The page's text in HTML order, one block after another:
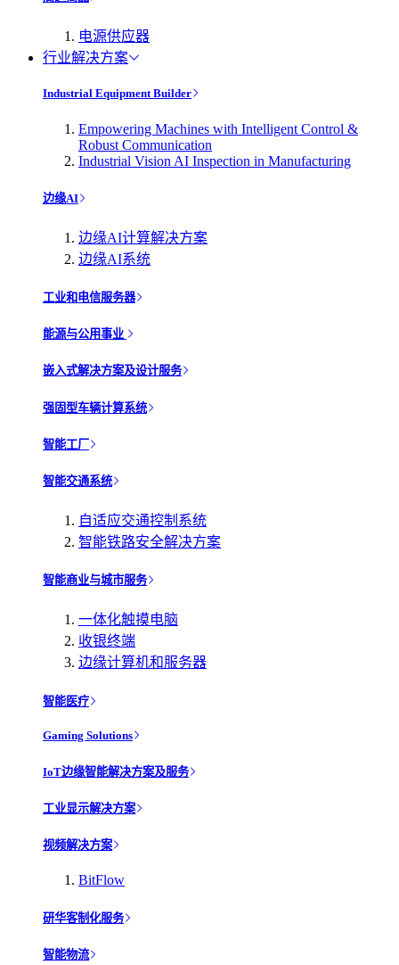
电源供应器
行业解决方案
Industrial Equipment Builder
Empowering Machines with Intelligent Control &
Robust Communication
Industrial Vision AI Inspection in Manufacturing
边缘AI
边缘AI计算解决方案
边缘AI系统
工业和电信服务器
能源与公用事业
嵌入式解决方案及设计服务
强固型车辆计算系统
智能工厂
智能交通系统
自适应交通控制系统
智能铁路安全解决方案
智能商业与城市服务
一体化触摸电脑
收银终端
边缘计算机和服务器
智能医疗
Gaming Solutions
IoT边缘智能解决方案及服务
工业显示解决方案
视频解决方案
BitFlow
研华客制化服务
智能物流